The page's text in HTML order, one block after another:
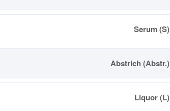
Serum (S)
Abstrich (Abstr.)
Liquor (L)